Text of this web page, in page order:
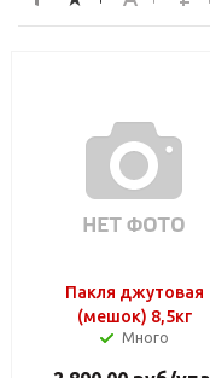
Пакля джутовая
(мешок) 8,5кг
Много